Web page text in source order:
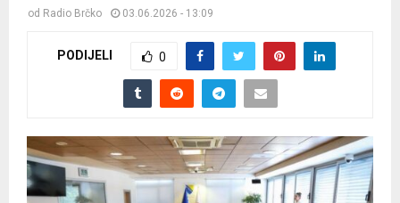
od Radio Brčko 03.06.2026 - 13:09
PODIJELI 0